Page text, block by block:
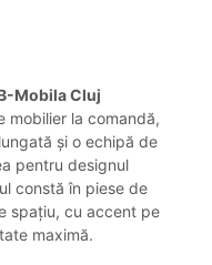
Mobila Cluj
la comandă,
și o echipă de
pentru designul
constă în piese de
spațiu, cu accent pe
maximă.